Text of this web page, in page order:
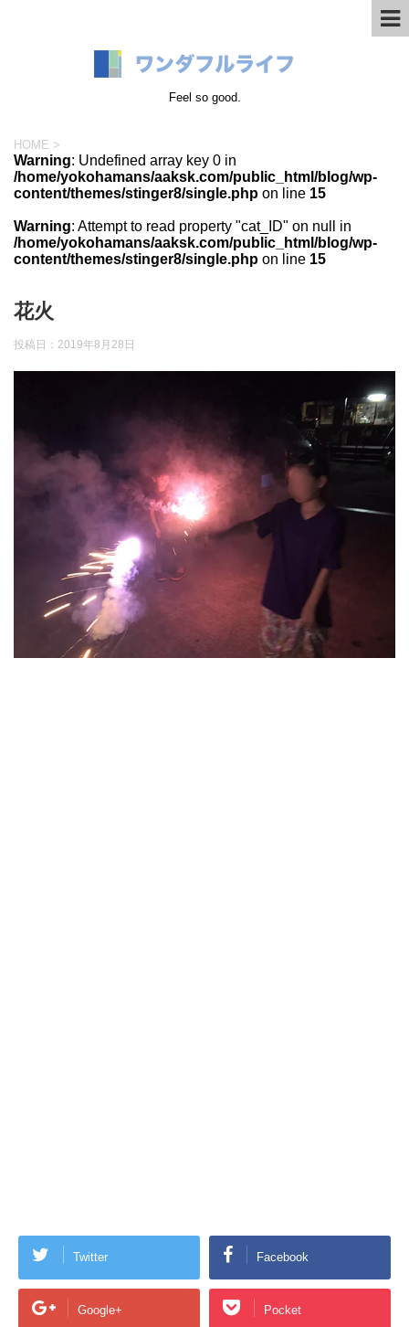
Feel so good.
HOME >
Warning: Undefined array key 0 in
/home/yokohamans/aaksk.com/public_html/blog/wp-
content/themes/stinger8/single.php on line 15
Warning: Attempt to read property "cat_ID" on null in
/home/yokohamans/aaksk.com/public_html/blog/wp-
content/themes/stinger8/single.php on line 15
花火
投稿日： 2019年8月28日
Twitter Facebook
Google+ Pocket